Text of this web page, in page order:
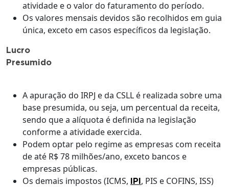
atividade e o valor do faturamento do período.
Os valores mensais devidos são recolhidos em guia
única, exceto em casos específicos da legislação.
Lucro
Presumido
A apuração do IRPJ e da CSLL é realizada sobre uma
base presumida, ou seja, um percentual da receita,
sendo que a alíquota é definida na legislação
conforme a atividade exercida.
Podem optar pelo regime as empresas com receita
de até R$ 78 milhões/ano, exceto bancos e
empresas públicas.
Os demais impostos (ICMS, IPI, PIS e COFINS, ISS)